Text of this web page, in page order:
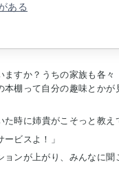
ある
ますか？うちの家族も各
棚って自分の趣味とか
時に姉貴がこそっと教え
ビスよ！」
ンが上がり、みんなに聞